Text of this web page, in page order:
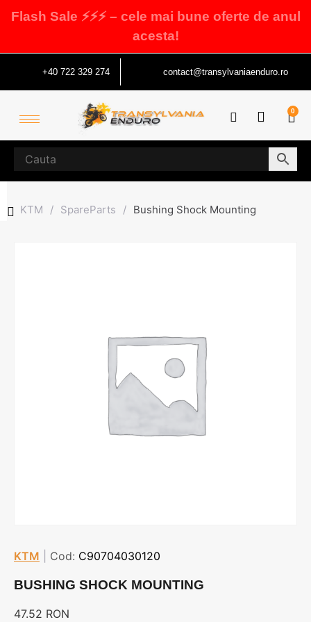
Flash Sale ⚡⚡⚡ – cele mai bune oferte de anul
acesta!
+40 722 329 274 contact@transylvaniaenduro.ro
0
KTM / SpareParts / Bushing Shock Mounting
KTM Cod: C90704030120
BUSHING SHOCK MOUNTING
47.52 RON